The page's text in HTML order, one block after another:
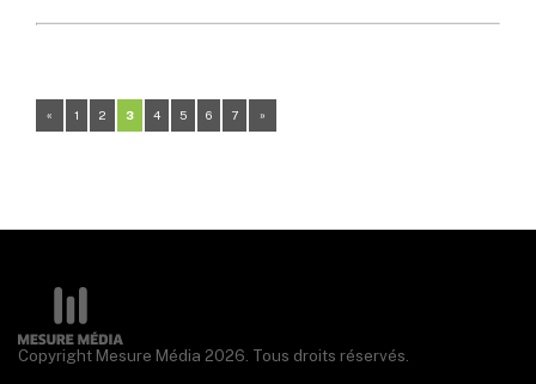
« 1 2 3 4 5 6 7 »
Copyright Mesure Média 2026. Tous droits réservés.